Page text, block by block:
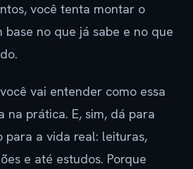
você tenta montar o
no que já sabe e no que
vai entender como essa
na prática. E, sim, dá para
para a vida real: leituras,
e até estudos. Porque